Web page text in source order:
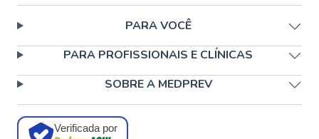
PARA VOCÊ
PARA PROFISSIONAIS E CLÍNICAS
SOBRE A MEDPREV
Verificada por